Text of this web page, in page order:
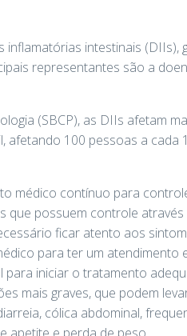
intestinais
representantes são a
(SBCP), as DIIs afetam
afetando 100 pessoas a cada
médico contínuo para
que possuem controle
ficar atento aos
para ter um atendimento
iniciar o tratamento
mais graves, que podem
cólica abdominal,